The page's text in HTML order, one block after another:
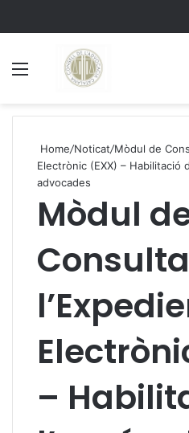
Home/Noticat/Mòdul de
Electrònic (EXX) – Habilitació
advocades
Mòdul
–